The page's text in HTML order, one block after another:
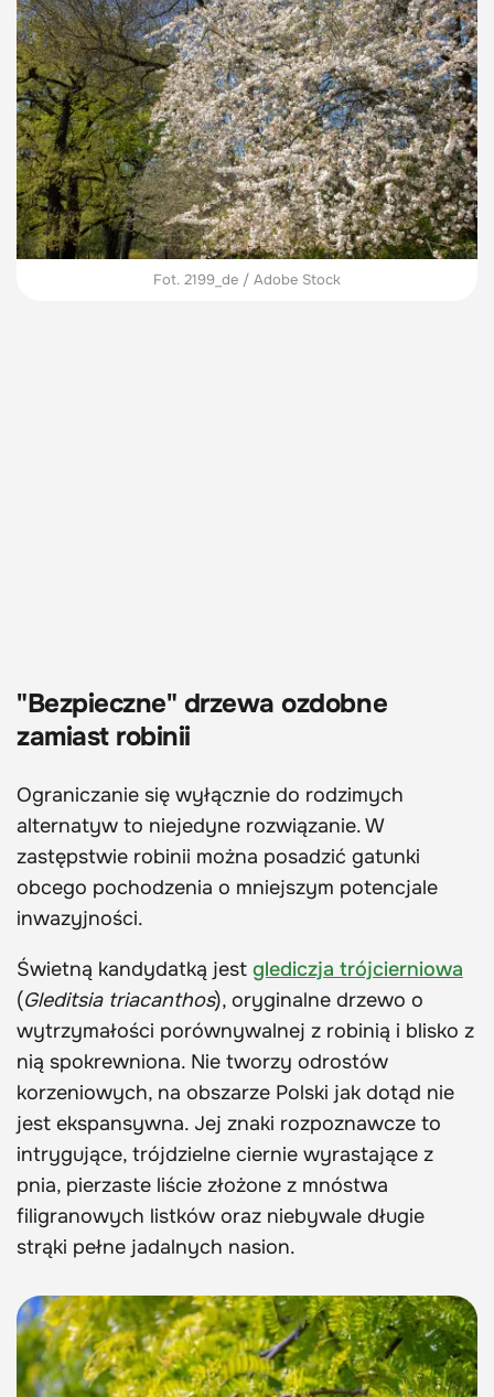
Fot. 2199_de / Adobe Stock
"Bezpieczne" drzewa ozdobne
zamiast robinii
Ograniczanie się wyłącznie do rodzimych
alternatyw to niejedyne rozwiązanie. W
zastępstwie robinii można posadzić gatunki
obcego pochodzenia o mniejszym potencjale
inwazyjności.
Świetną kandydatką jest glediczja trójcierniowa
(Gleditsia triacanthos), oryginalne drzewo o
wytrzymałości porównywalnej z robinią i blisko z
nią spokrewniona. Nie tworzy odrostów
korzeniowych, na obszarze Polski jak dotąd nie
jest ekspansywna. Jej znaki rozpoznawcze to
intrygujące, trójdzielne ciernie wyrastające z
pnia, pierzaste liście złożone z mnóstwa
filigranowych listków oraz niebywale długie
strąki pełne jadalnych nasion.